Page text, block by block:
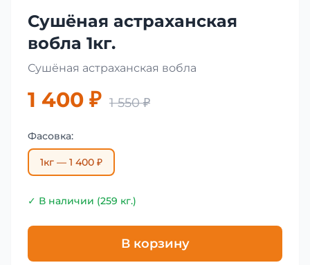
Сушёная астраханская
вобла 1кг.
Сушёная астраханская вобла
1 400 ₽ 1 550 ₽
Фасовка:
1кг — 1 400 ₽
✓ В наличии (259 кг.)
В корзину